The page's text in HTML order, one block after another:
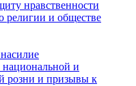
нравственности
религии и обществе
национальной и
розни и призывы к